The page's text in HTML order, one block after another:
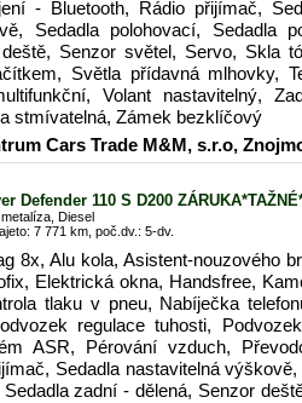
- Bluetooth, Rádio přijímač,
Sedadla polohovací, Sedadla
Senzor světel, Servo, Skla
Světla přídavná mlhovky,
Volant nastavitelný,
stmívatelná, Zámek bezklíčový
Cars Trade M&M, s.r.o,
Defender 110 S D200
Diesel
7 771 km, poč.dv.: 5-dv.
8x, Alu kola, Asistent-nouzového
Elektrická okna, Handsfree,
tlaku v pneu, Nabíječka
regulace tuhosti,
ASR, Pérování vzduch,
Sedadla nastavitelná
zadní - dělená, Senzor